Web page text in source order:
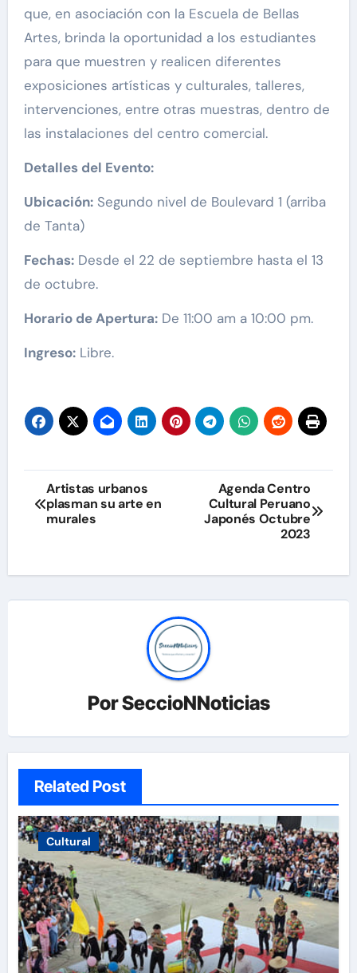
que, en asociación con la Escuela de Bellas
Artes, brinda la oportunidad a los estudiantes
para que muestren y realicen diferentes
exposiciones artísticas y culturales, talleres,
intervenciones, entre otras muestras, dentro de
las instalaciones del centro comercial.
Detalles del Evento:
Ubicación:Segundo nivel de Boulevard 1 (arriba
de Tanta)
Fechas:Desde el 22 de septiembre hasta el 13
de octubre.
Horario de Apertura:De 11:00 am a 10:00 pm.
Ingreso:Libre.
Navegación
de
Artistas urbanos
plasman su arte en
murales
Agenda Centro
Cultural Peruano
Japonés Octubre
2023
PorSeccioNNoticias
Related Post
Cultural